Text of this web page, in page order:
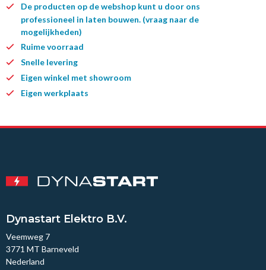
De producten op de webshop kunt u door ons
professioneel in laten bouwen. (vraag naar de
mogelijkheden)
Ruime voorraad
Snelle levering
Eigen winkel met showroom
Eigen werkplaats
Dynastart Elektro B.V.
Veemweg 7
3771 MT Barneveld
Nederland